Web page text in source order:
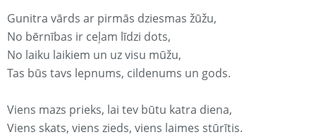
Gunitra vārds ar pirmās dziesmas žūžu,
No bērnības ir ceļam līdzi dots,
No laiku laikiem un uz visu mūžu,
Tas būs tavs lepnums, cildenums un gods.
Viens mazs prieks, lai tev būtu katra diena,
Viens skats, viens zieds, viens laimes stūrītis.